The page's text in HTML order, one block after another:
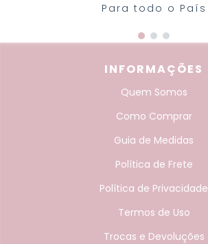
Para todo o País
INFORMAÇÕES
Quem Somos
Como Comprar
Guia de Medidas
Política de Frete
Política de Privacidade
Termos de Uso
Trocas e Devoluções